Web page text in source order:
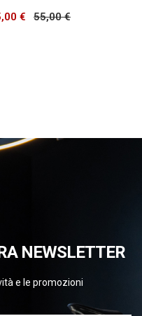
€ 55,00 €
NEWSLETTER
e le promozioni